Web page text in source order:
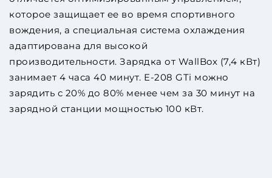
которое защищает ее во время спортивного
вождения, а специальная система охлаждения
адаптирована для высокой
производительности. Зарядка от WallBox (7,4 кВт)
занимает 4 часа 40 минут. E-208 GTi можно
зарядить с 20% до 80% менее чем за 30 минут на
зарядной станции мощностью 100 кВт.